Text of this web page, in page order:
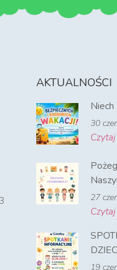
AKTUALNOŚCI
30
27
NA
19